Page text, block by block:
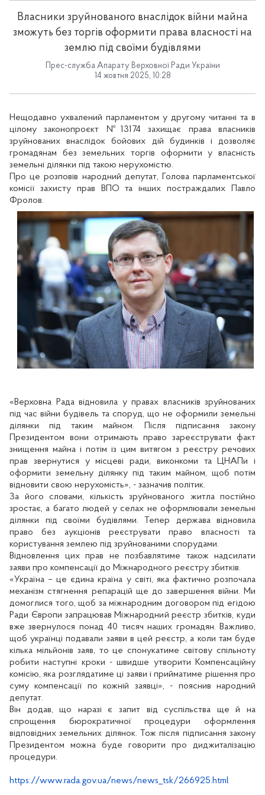
Власники зруйнованого внаслідок війни майна
зможуть без торгів оформити права власності на
землю під своїми будівлями
Прес-служба Апарату Верховної Ради України
14 жовтня 2025, 10:28
Нещодавно ухвалений парламентом у другому читанні та в
цілому законопроєкт №13174 захищає права власників
зруйнованих внаслідок бойових дій будинків і дозволяє
громадянам без земельних торгів оформити у власність
земельні ділянки під такою нерухомістю.
Про це розповів народний депутат, Голова парламентської
комісії захисту прав ВПО та інших постраждалих Павло
Фролов.
«Верховна Рада відновила у правах власників зруйнованих
під час війни будівель та споруд, що не оформили земельні
ділянки під таким майном. Після підписання закону
Президентом вони отримають право зареєструвати факт
знищення майна і потім із цим витягом з реєстру речових
прав звернутися у місцеві ради, виконкоми та ЦНАПи і
оформити земельну ділянку під таким майном, щоб потім
відновити свою нерухомість», - зазначив політик.
За його словами, кількість зруйнованого житла постійно
зростає, а багато людей у селах не оформлювали земельні
ділянки під своїми будівлями. Тепер держава відновила
право без аукціонів реєструвати право власності та
користування землею під зруйнованими спорудами.
Відновлення цих прав не позбавлятиме також надсилати
заяви про компенсації до Міжнародного реєстру збитків.
«Україна – це єдина країна у світі, яка фактично розпочала
механізм стягнення репарацій ще до завершення війни. Ми
домоглися того, щоб за міжнародним договором під егідою
Ради Європи запрацював Міжнародний реєстр збитків, куди
вже звернулося понад 40 тисяч наших громадян. Важливо,
щоб українці подавали заяви в цей реєстр, а коли там буде
кілька мільйонів заяв, то це спонукатиме світову спільноту
робити наступні кроки - швидше утворити Компенсаційну
комісію, яка розглядатиме ці заяви і прийматиме рішення про
суму компенсації по кожній заявці», - пояснив народний
депутат.
Він додав, що наразі є запит від суспільства ще й на
спрощення бюрократичної процедури оформлення
відповідних земельних ділянок. Тож після підписання закону
Президентом можна буде говорити про диджиталізацію
процедури.
https://www.rada.gov.ua/news/news_tsk/266925.html